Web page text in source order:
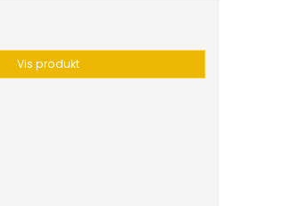
Vis produkt